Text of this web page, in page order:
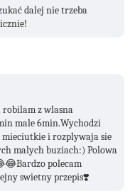
dalej nie trzeba
robilam z wlasna
male 6min.Wychodzi
mieciutkie i rozplywaja sie
malych buziach:) Polowa
polecam
swietny przepis❣️